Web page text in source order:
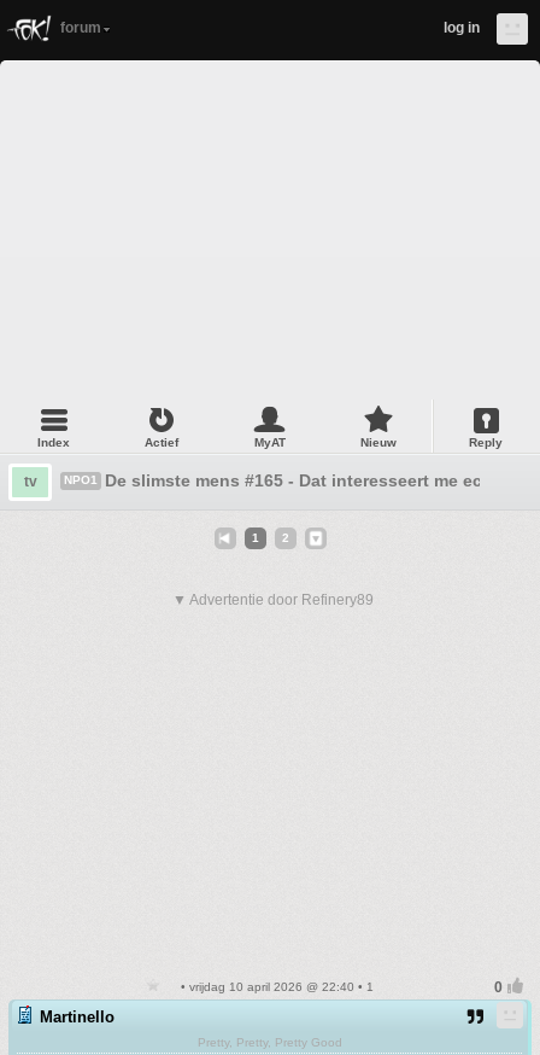
forum log in
Index Actief MyAT Nieuw Reply
tv NPO1 De slimste mens #165 - Dat interesseert me echt
1 2
▼ Advertentie door Refinery89
• vrijdag 10 april 2026 @ 22:40 • 1
Martinello
Pretty, Pretty, Pretty Good